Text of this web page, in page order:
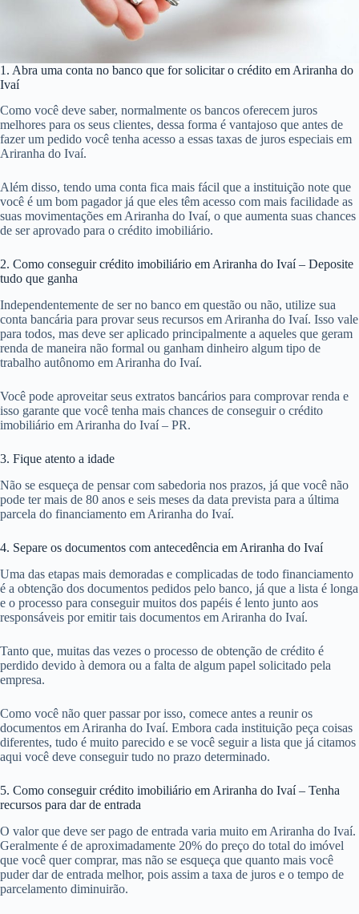
1. Abra uma conta no banco que for solicitar o crédito em Ariranha do
Ivaí
Como você deve saber, normalmente os bancos oferecem juros
melhores para os seus clientes, dessa forma é vantajoso que antes de
fazer um pedido você tenha acesso a essas taxas de juros especiais em
Ariranha do Ivaí.
Além disso, tendo uma conta fica mais fácil que a instituição note que
você é um bom pagador já que eles têm acesso com mais facilidade as
suas movimentações em Ariranha do Ivaí, o que aumenta suas chances
de ser aprovado para o crédito imobiliário.
2. Como conseguir crédito imobiliário em Ariranha do Ivaí – Deposite
tudo que ganha
Independentemente de ser no banco em questão ou não, utilize sua
conta bancária para provar seus recursos em Ariranha do Ivaí. Isso vale
para todos, mas deve ser aplicado principalmente a aqueles que geram
renda de maneira não formal ou ganham dinheiro algum tipo de
trabalho autônomo em Ariranha do Ivaí.
Você pode aproveitar seus extratos bancários para comprovar renda e
isso garante que você tenha mais chances de conseguir o crédito
imobiliário em Ariranha do Ivaí – PR.
3. Fique atento a idade
Não se esqueça de pensar com sabedoria nos prazos, já que você não
pode ter mais de 80 anos e seis meses da data prevista para a última
parcela do financiamento em Ariranha do Ivaí.
4. Separe os documentos com antecedência em Ariranha do Ivaí
Uma das etapas mais demoradas e complicadas de todo financiamento
é a obtenção dos documentos pedidos pelo banco, já que a lista é longa
e o processo para conseguir muitos dos papéis é lento junto aos
responsáveis por emitir tais documentos em Ariranha do Ivaí.
Tanto que, muitas das vezes o processo de obtenção de crédito é
perdido devido à demora ou a falta de algum papel solicitado pela
empresa.
Como você não quer passar por isso, comece antes a reunir os
documentos em Ariranha do Ivaí. Embora cada instituição peça coisas
diferentes, tudo é muito parecido e se você seguir a lista que já citamos
aqui você deve conseguir tudo no prazo determinado.
5. Como conseguir crédito imobiliário em Ariranha do Ivaí – Tenha
recursos para dar de entrada
O valor que deve ser pago de entrada varia muito em Ariranha do Ivaí.
Geralmente é de aproximadamente 20% do preço do total do imóvel
que você quer comprar, mas não se esqueça que quanto mais você
puder dar de entrada melhor, pois assim a taxa de juros e o tempo de
parcelamento diminuirão.